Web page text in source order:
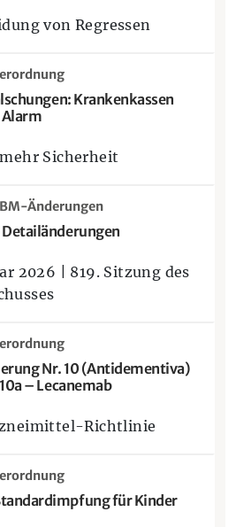
von Regressen
Krankenkassen
Sicherheit
Änderungen
2026 | 819. Sitzung des
Nr. 10 (Antidementiva)
– Lecanemab
Richtlinie
für Kinder